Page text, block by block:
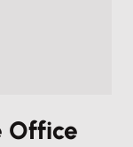
Office